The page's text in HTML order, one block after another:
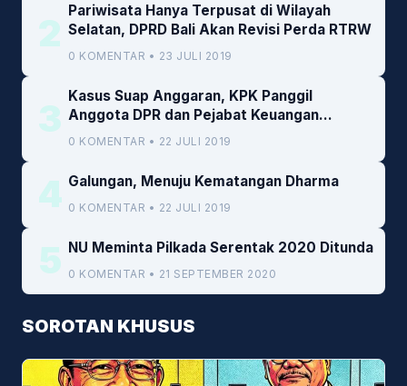
2
Pariwisata Hanya Terpusat di Wilayah
Selatan, DPRD Bali Akan Revisi Perda RTRW
0 KOMENTAR • 23 JULI 2019
3
Kasus Suap Anggaran, KPK Panggil
Anggota DPR dan Pejabat Keuangan
Kemenkeu
0 KOMENTAR • 22 JULI 2019
4 Galungan, Menuju Kematangan Dharma
0 KOMENTAR • 22 JULI 2019
5 NU Meminta Pilkada Serentak 2020 Ditunda
0 KOMENTAR • 21 SEPTEMBER 2020
SOROTAN KHUSUS